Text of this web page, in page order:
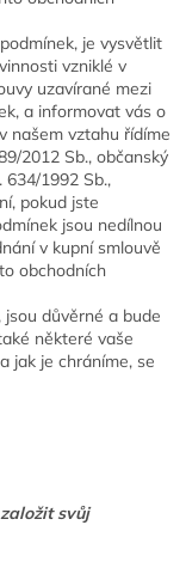
je vysvětlit
vzniklé v
uzavírané mezi
a informovat vás o
našem vztahu řídíme
2012 Sb., občanský
634/1992 Sb.,
pokud jste
jsou nedílnou
v kupní smlouvě
obchodních
důvěrné a bude
některé vaše
jak je chráníme, se
svůj